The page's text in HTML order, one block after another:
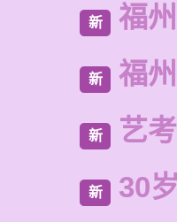
新 福
新 福
新 艺
新 30